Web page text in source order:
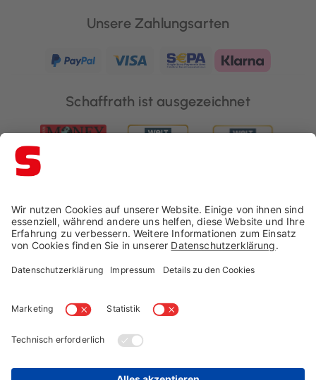
Unsere Zahlungsarten
Schaffrath ist ausgezeichnet